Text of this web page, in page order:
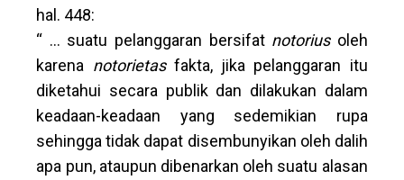
hal. 448:
“ … suatu pelanggaran bersifat notoriusoleh
karena notorietasfakta, jika pelanggaran itu
diketahui secara publik dan dilakukan dalam
keadaan-keadaan yang sedemikian rupa
sehingga tidak dapat disembunyikan oleh dalih
apa pun, ataupun dibenarkan oleh suatu alasan